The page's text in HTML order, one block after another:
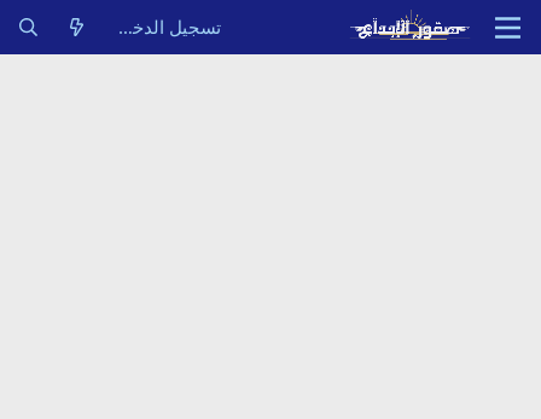
تسجيل الدخول